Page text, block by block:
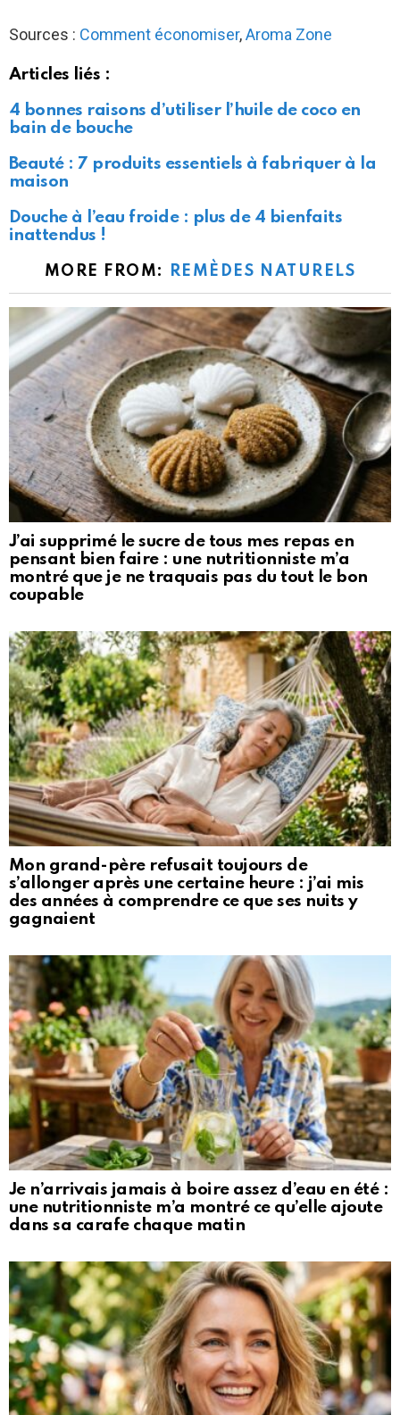
Sources : Comment économiser,Aroma Zone
Articles liés :
4 bonnes raisons d’utiliser l’huile de coco en
bain de bouche
Beauté : 7 produits essentiels à fabriquer à la
maison
Douche à l’eau froide : plus de 4 bienfaits
inattendus !
MORE FROM: REMÈDES NATURELS
J’ai supprimé le sucre de tous mes repas en
pensant bien faire : une nutritionniste m’a
montré que je ne traquais pas du tout le bon
coupable
Mon grand-père refusait toujours de
s’allonger après une certaine heure : j’ai mis
des années à comprendre ce que ses nuits y
gagnaient
Je n’arrivais jamais à boire assez d’eau en été :
une nutritionniste m’a montré ce qu’elle ajoute
dans sa carafe chaque matin